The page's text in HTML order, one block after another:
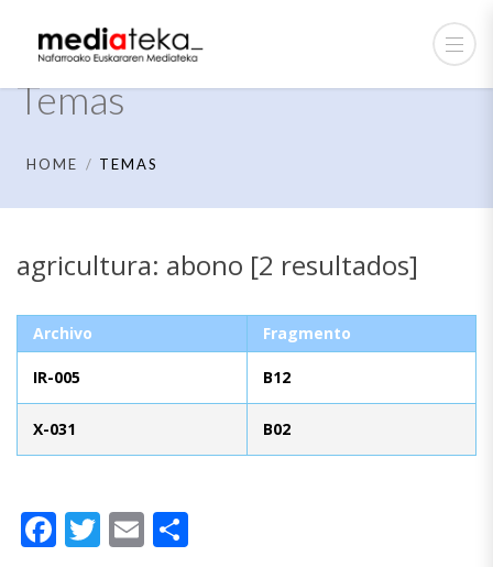
Temas
HOME TEMAS
agricultura: abono [2 resultados]
Archivo Fragmento
IR-005 B12
X-031 B02
Facebook
Twitter
Email